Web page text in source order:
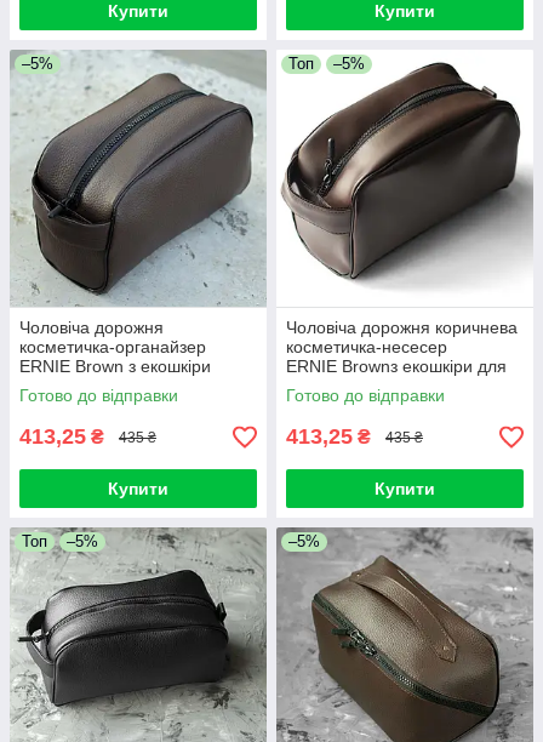
Купити Купити
–5%
Чоловіча дорожня
косметичка-органайзер
ERNIE Brown з екошкіри
несесер для подорожей
коричнева
Готово до відправки
413,25 ₴ 435 ₴
Купити
Топ –5%
Чоловіча дорожня коричнева
косметичка-несесер
ERNIE Brownз екошкіри для
подорожей
Готово до відправки
413,25 ₴ 435 ₴
Купити
Топ –5% –5%